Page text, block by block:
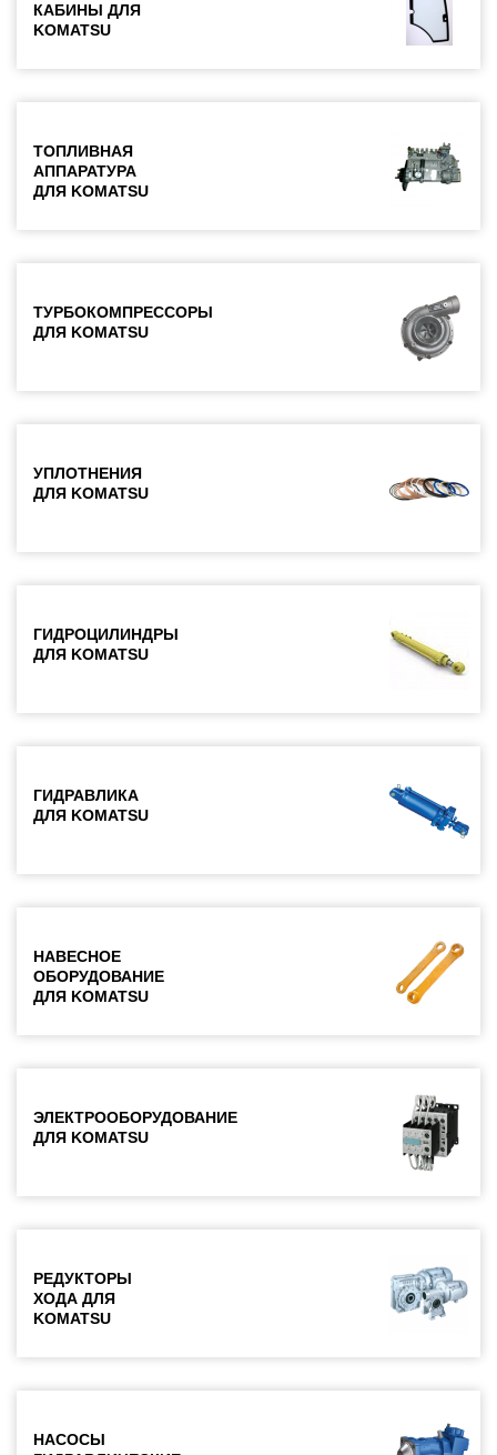
КАБИНЫ ДЛЯ
KOMATSU
ТОПЛИВНАЯ
АППАРАТУРА
ДЛЯ KOMATSU
ТУРБОКОМПРЕССОРЫ
ДЛЯ KOMATSU
УПЛОТНЕНИЯ
ДЛЯ KOMATSU
ГИДРОЦИЛИНДРЫ
ДЛЯ KOMATSU
ГИДРАВЛИКА
ДЛЯ KOMATSU
НАВЕСНОЕ
ОБОРУДОВАНИЕ
ДЛЯ KOMATSU
ЭЛЕКТРООБОРУДОВАНИЕ
ДЛЯ KOMATSU
РЕДУКТОРЫ
ХОДА ДЛЯ
KOMATSU
НАСОСЫ